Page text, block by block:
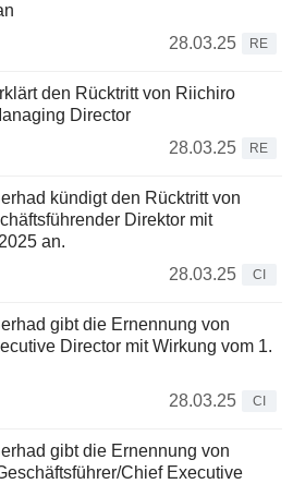
28.03.25
RE
den Rücktritt von Riichiro
Director
28.03.25
RE
kündigt den Rücktritt von
Direktor mit
an.
28.03.25
CI
gibt die Ernennung von
Director mit Wirkung vom 1.
28.03.25
CI
gibt die Ernennung von
Chief Executive